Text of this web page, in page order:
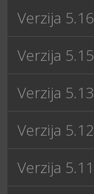
Verzija 5.16
Verzija 5.15
Verzija 5.13
Verzija 5.12
Verzija 5.11